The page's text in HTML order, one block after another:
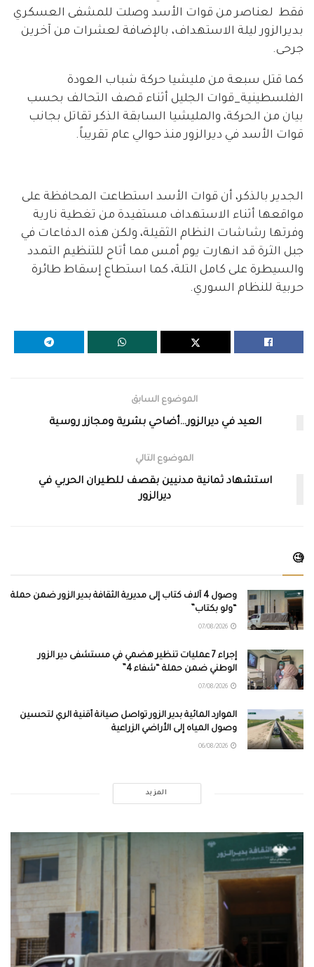
فقط لعناصر من قوات الأسد وصلت للمشفى العسكري
بديرالزور ليلة الاستهداف، بالإضافة لعشرات من آخرين
جرحى.
كما قتل سبعة من مليشيا حركة شباب العودة
الفلسطينية_قوات الجليل أثناء قصف التحالف بحسب
بيان من الحركة، والمليشيا السابقة الذكر تقاتل بجانب
قوات الأسد في ديرالزور منذ حوالي عام تقريباً.
الجدير بالذكر، أن قوات الأسد استطاعت المحافظة على
مواقعها أثناء الاستهداف مستفيدة من تغطية نارية
وفرتها رشاشات النظام الثقيلة، ولكن هذه الدفاعات في
جبل الثرة قد انهارت يوم أمس مما أتاح للتنظيم التمدد
والسيطرة على كامل التلة، كما استطاع إسقاط طائرة
حربية للنظام السوري.
الموضوع السابق
العيد في ديرالزور…أضاحي بشرية ومجازر روسية
الموضوع التالي
استشهاد ثمانية مدنيين بقصف للطيران الحربي في
ديرالزور
🧐
وصول 4 آلاف كتاب إلى مديرية الثقافة بدير الزور ضمن حملة
“ولو بكتاب”
إجراء 7 عمليات تنظير هضمي في مستشفى دير الزور
الوطني ضمن حملة “شفاء 4”
الموارد المائية بدير الزور تواصل صيانة أقنية الري لتحسين
وصول المياه إلى الأراضي الزراعية
المزيد